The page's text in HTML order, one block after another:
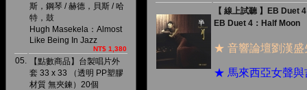
斯，鋼琴 / 赫德，貝斯 / 哈
特，鼓
Hugh Masekela：Almost
Like Being In Jazz
NT$ 1,380
05.
【點數商品】台製唱片外
套 33 x 33 （透明 PP塑膠
材質 無夾鍊）20個
【 線上試聽 】EB Duet
EB Duet 4：Half Moon
★ 音響論壇劉漢盛
★ 馬來西亞女聲與